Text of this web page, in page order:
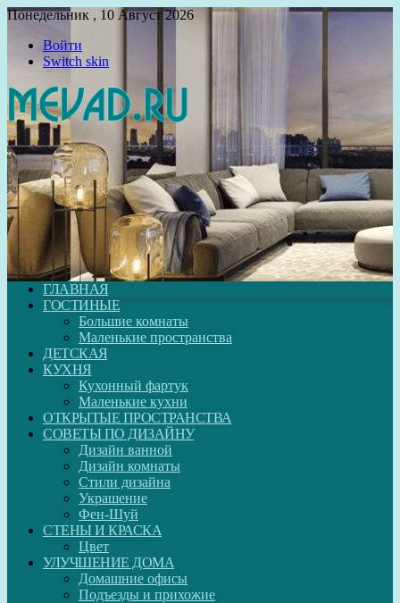
Понедельник , 10 Август 2026
Войти
Switch skin
ГЛАВНАЯ
ГОСТИНЫЕ
Большие комнаты
Маленькие пространства
ДЕТСКАЯ
КУХНЯ
Кухонный фартук
Маленькие кухни
ОТКРЫТЫЕ ПРОСТРАНСТВА
СОВЕТЫ ПО ДИЗАЙНУ
Дизайн ванной
Дизайн комнаты
Стили дизайна
Украшение
Фен-Шуй
СТЕНЫ И КРАСКА
Цвет
УЛУЧШЕНИЕ ДОМА
Домашние офисы
Подъезды и прихожие